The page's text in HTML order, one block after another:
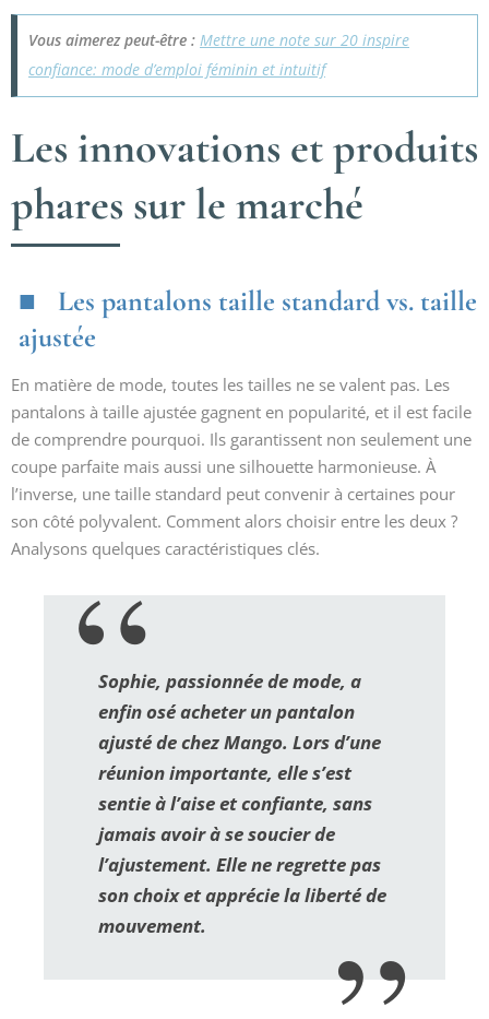
Vous aimerez peut-être : Mettre une note sur 20 inspire
confiance: mode d’emploi féminin et intuitif
Les innovations et produits
phares sur le marché
Les pantalons taille standard vs. taille
ajustée
En matière de mode, toutes les tailles ne se valent pas. Les
pantalons à taille ajustée gagnent en popularité, et il est facile
de comprendre pourquoi. Ils garantissent non seulement une
coupe parfaite mais aussi une silhouette harmonieuse. À
l’inverse, une taille standard peut convenir à certaines pour
son côté polyvalent. Comment alors choisir entre les deux ?
Analysons quelques caractéristiques clés.
Sophie, passionnée de mode, a
enfin osé acheter un pantalon
ajusté de chez Mango. Lors d’une
réunion importante, elle s’est
sentie à l’aise et confiante, sans
jamais avoir à se soucier de
l’ajustement. Elle ne regrette pas
son choix et apprécie la liberté de
mouvement.